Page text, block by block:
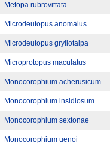
Metopa rubrovittata
Microdeutopus anomalus
Microdeutopus gryllotalpa
Microprotopus maculatus
Monocorophium acherusicum
Monocorophium insidiosum
Monocorophium sextonae
Monocorophium uenoi